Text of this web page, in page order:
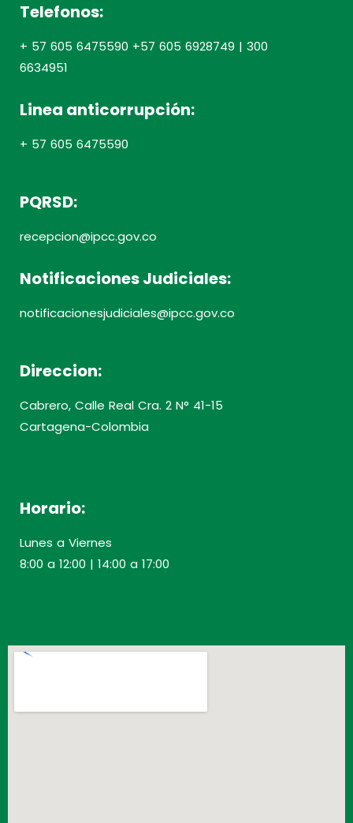
Telefonos:
+ 57 605 6475590 +57 605 6928749 | 300
6634951
Linea anticorrupción:
+ 57 605 6475590
PQRSD:
recepcion@ipcc.gov.co
Notificaciones Judiciales:
notificacionesjudiciales@ipcc.gov.co
Direccion:
Cabrero, Calle Real Cra. 2 N° 41-15
Cartagena-Colombia
Horario:
Lunes a Viernes
8:00 a 12:00 | 14:00 a 17:00